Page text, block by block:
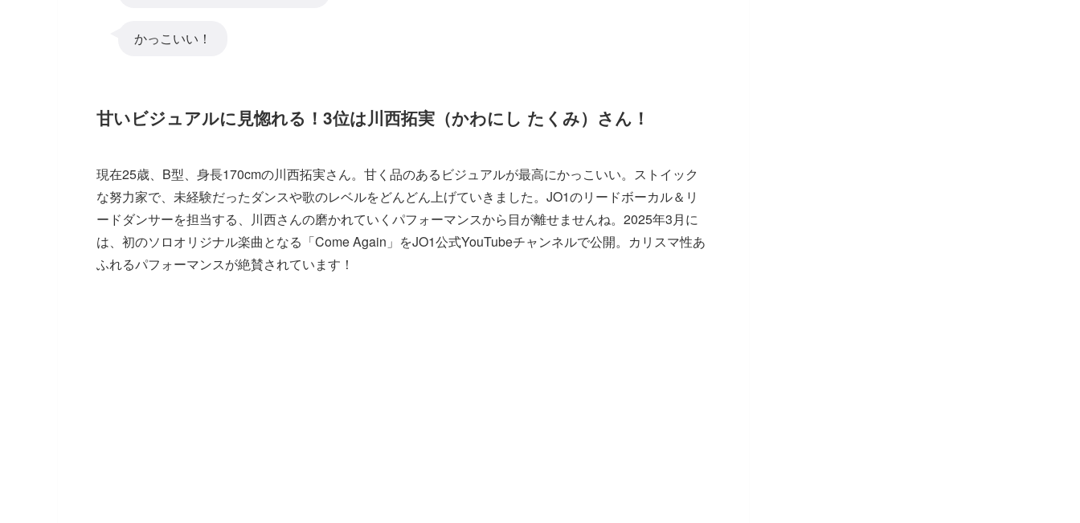
かっこいい！
甘いビジュアルに見惚れる！3位は川西拓実（かわにし たくみ）さん！
現在25歳、B型、身長170cmの川西拓実さん。甘く品のあるビジュアルが最高にかっこいい。ストイック
な努力家で、未経験だったダンスや歌のレベルをどんどん上げていきました。JO1のリードボーカル＆リ
ードダンサーを担当する、川西さんの磨かれていくパフォーマンスから目が離せませんね。2025年3月に
は、初のソロオリジナル楽曲となる「Come Again」をJO1公式YouTubeチャンネルで公開。カリスマ性あ
ふれるパフォーマンスが絶賛されています！